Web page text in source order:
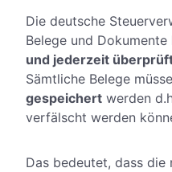
Die deutsche
Belege und Dokumente
und jederzeit
Sämtliche Belege
gespeichert werden
verfälscht werden
Das bedeutet, dass die